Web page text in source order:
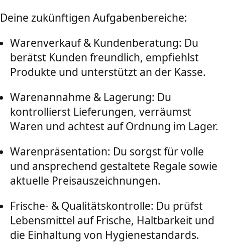
Deine zukünftigen Aufgabenbereiche:
Warenverkauf & Kundenberatung: Du
berätst Kunden freundlich, empfiehlst
Produkte und unterstützt an der Kasse.
Warenannahme & Lagerung: Du
kontrollierst Lieferungen, verräumst
Waren und achtest auf Ordnung im Lager.
Warenpräsentation: Du sorgst für volle
und ansprechend gestaltete Regale sowie
aktuelle Preisauszeichnungen.
Frische- & Qualitätskontrolle: Du prüfst
Lebensmittel auf Frische, Haltbarkeit und
die Einhaltung von Hygienestandards.